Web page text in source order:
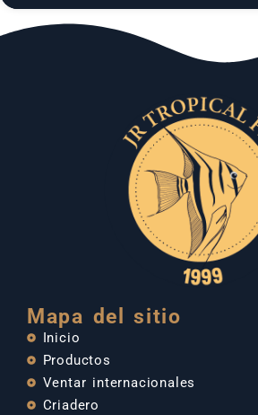
Mapa del sitio
Inicio
Productos
Ventar internacionales
Criadero